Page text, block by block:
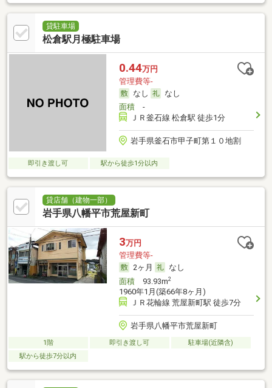
貸駐車場
松倉駅月極駐車場
0.44万円
管理費等-
なし
なし
面積-
ＪＲ釜石線 松倉駅 徒歩1分
岩手県釜石市甲子町第１０地割
即引き渡し可 駅から徒歩1分以内
貸店舗（建物一部）
岩手県八幡平市荒屋新町
3万円
管理費等-
2ヶ月
なし
面積93.93m2
1960年1月(築66年8ヶ月)
ＪＲ花輪線 荒屋新町駅 徒歩7分
岩手県八幡平市荒屋新町
1階 即引き渡し可
駐車場(近隣含)
駅から徒歩7分以内